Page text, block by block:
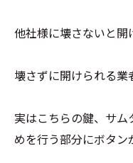
他社様に壊さないと開
壊さずに開けられる業
実はこちらの鍵、サ
めを行う部分にボタン